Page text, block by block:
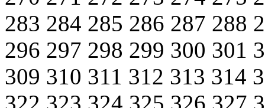
283 284 285 286 287 288
296 297 298 299 300 301
309 310 311 312 313 314